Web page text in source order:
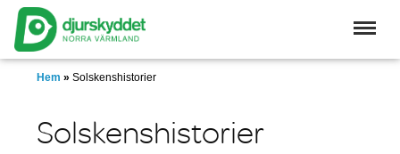
Skip
main
contentHem » Solskenshistorier
Solskenshistorier